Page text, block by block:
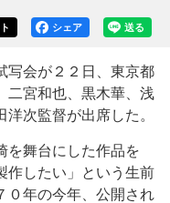
送る
シェア
会が２２日、東京都
二宮和也、黒木華、浅
次監督が出席した。
舞台にした作品を
作したい」という生前
０年の今年、公開され